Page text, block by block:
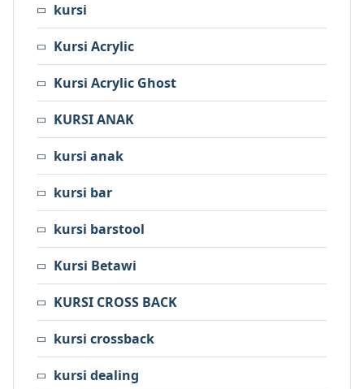
kursi
Kursi Acrylic
Kursi Acrylic Ghost
KURSI ANAK
kursi anak
kursi bar
kursi barstool
Kursi Betawi
KURSI CROSS BACK
kursi crossback
kursi dealing